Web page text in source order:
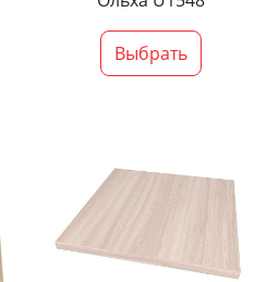
Выбрать